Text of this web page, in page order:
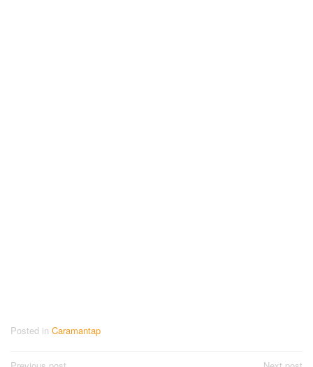
Posted in Caramantap